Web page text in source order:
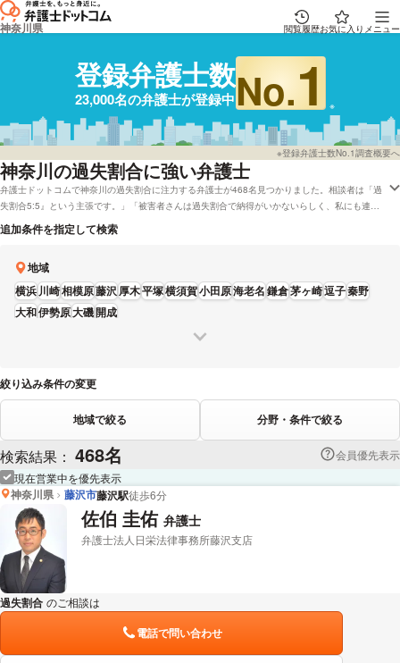
神奈川県 閲覧履歴お気に入り メニュー
登録弁護士数
23,000名の弁護士が登録中No.1
※登録弁護士数No.1調査概要へ
神奈川の過失割合に強い弁護士
弁護士ドットコムで神奈川の過失割合に注力する弁護士が468名見つかりました。相談者は「過
失割合5:5』という主張です。」「被害者さんは過失割合で納得がいかないらしく、私にも連絡
してきました。」といった事情を抱えています。弁護士ドットコムでは無料の法律相談「みんな
の法律相談」に回答している神奈川の弁護士や弁護士費用などの相談を電話でも受理している弁
が良い弁護士の選び方などはほとんどリサーチしたけど、神奈川周辺の法律事務所の弁護士を料
金で検討したい」などのニーズにも応えることができます。弁護士の中には「少しでも早期に弁
護士に相談し、後遺症の有無、認定、適正な賠償範囲などのアドバイスを受ければ、心労で潰さ
れそうになる不安を除去し、日常を取り戻すことができます。」とおっしゃる方もおります。過
失割合で心配事がある方は能力や営業時間などの条件を考慮して、自分に合った弁護士に電話ま
追加条件を指定して検索
地域
横浜川崎相模原藤沢厚木平塚横須賀小田原海老名鎌倉茅ヶ崎逗子秦野
大和伊勢原大磯開成
絞り込み条件の変更
地域で絞る 分野・条件で絞る
検索結果： 468名
会員優先表示
現在営業中を優先表示
神奈川県 藤沢市藤沢駅徒歩6分
佐伯 圭佑 弁護士
弁護士法人日栄法律事務所藤沢支店
過失割合 のご相談は
電話で問い合わせ